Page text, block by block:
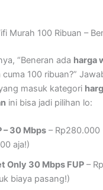
Murah 100 Ribuan –
“Beneran ada harga
100 ribuan?”
masuk kategori
ini bisa jadi pilihan lo:
– 30 Mbps – Rp280.000
aja!)
Only 30 Mbps FUP –
biaya pasang!)